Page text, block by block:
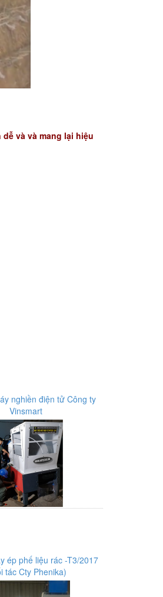
và và mang lại hiệu
nghiền điện tử Công ty
Vinsmart
ép phế liệu rác -T3/2017
tác Cty Phenika)